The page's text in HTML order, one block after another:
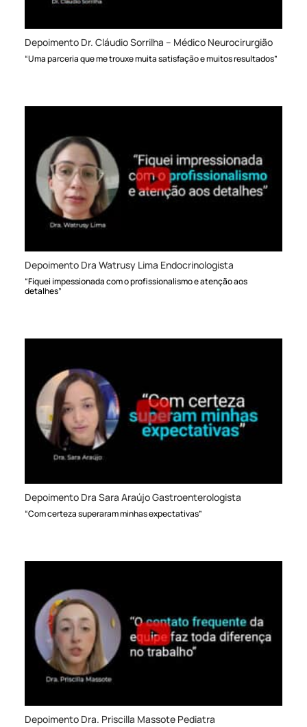
Depoimento Dr. Cláudio Sorrilha – Médico Neurocirurgião
“Uma parceria que me trouxe muita satisfação e muitos resultados”
Depoimento Dra Watrusy Lima Endocrinologista
“Fiquei impessionada com o profissionalismo e atenção aos
detalhes”
Depoimento Dra Sara Araújo Gastroenterologista
“Com certeza superaram minhas expectativas”
Depoimento Dra. Priscilla Massote Pediatra